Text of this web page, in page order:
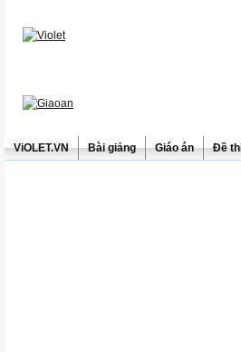
ViOLET.VN Bài giảng Giáo án Đề